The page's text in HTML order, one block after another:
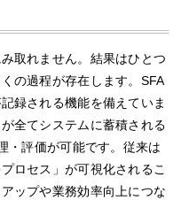
取れません。結果はひとつ
の過程が存在します。SFA
録される機能を備えていま
全てシステムに蓄積される
・評価が可能です。従来は
ロセス」が可視化されるこ
ップや業務効率向上につな